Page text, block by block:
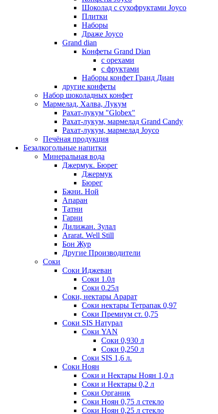
Шоколад с сухофруктами Joyco
Плитки
Наборы
Драже Joyco
Grand dian
Конфеты Grand Dian
с орехами
с фруктами
Наборы конфет Гранд Диан
другие конфеты
Набор шоколадных конфет
Мармелад, Халва, Лукум
Рахат-лукум "Globex"
Рахат-лукум, мармелад Grand Candy
Рахат-лукум, мармелад Joyco
Печёная продукция
Безалкогольные напитки
Минеральная вода
Джермук. Бюрег
Джермук
Бюрег
Бжни. Ной
Апаран
Татни
Гарни
Дилижан. Зулал
Ararat. Well Still
Бон Жур
Другие Производители
Соки
Соки Иджеван
Соки 1.0л
Соки 0.25л
Соки, нектары Арарат
Соки нектары Тетрапак 0,97
Соки Премиум ст. 0,75
Соки SIS Натурал
Соки YAN
Соки 0,930 л
Соки 0,250 л
Соки SIS 1,6 л.
Соки Ноян
Соки и Нектары Ноян 1,0 л
Соки и Нектары 0,2 л
Соки Органик
Соки Ноян 0,75 л стекло
Соки Ноян 0,25 л стекло